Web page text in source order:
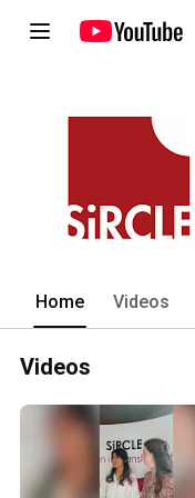
Home Videos
Videos